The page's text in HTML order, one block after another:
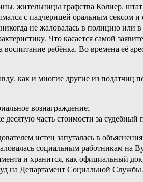
жительницы графства Колиер,
с падчерицей оральным сексом
никогда не жаловалась в полицию
Что касается самой
ребёнка. Во времена её
как и многие другие из
вознаграждение;
часть стоимости за
истец запуталась в
социальным работникам
и хранится, как официальный
на Департамент Социальной Службы.